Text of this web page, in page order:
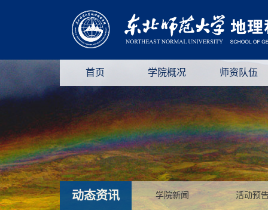
首页 学院概况 师资队伍
动态资讯 学院新闻 活动预